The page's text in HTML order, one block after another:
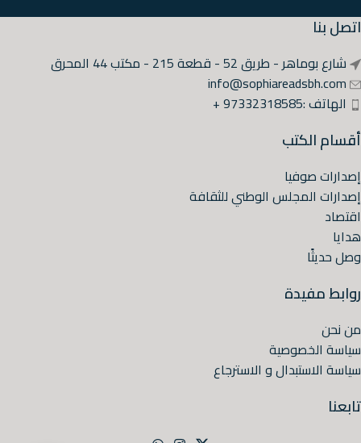
اتصل بنا
شارع بوماهر - طريق 52 - قطعة 215 - مكتب 44 المحرق
info@sophiareadsbh.com
الهاتف :97332318585 +
أقسام الكتب
إصدارات صوفيا
إصدارات المجلس الوطني للثقافة
اقتصاد
هدايا
وصل حديثًا
روابط مفيدة
من نحن
سياسة الخصوصية
سياسة الاستبدال و الاسترجاع
تابعنا